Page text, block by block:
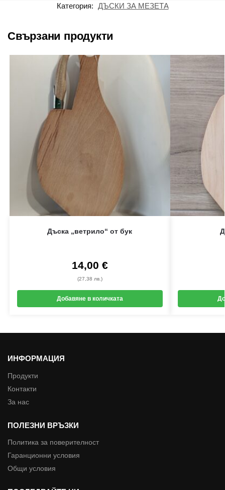
Категория: ДЪСКИ ЗА МЕЗЕТА
Свързани продукти
Дъска „ветрило“ от бук
14,00 €
(27,38 лв.)
Добавяне в количката
ИНФОРМАЦИЯ
Продукти
Контакти
За нас
ПОЛЕЗНИ ВРЪЗКИ
Политика за поверителност
Гаранционни условия
Общи условия